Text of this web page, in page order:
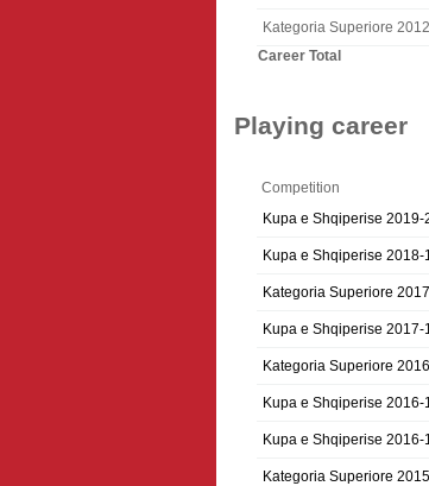
Kategoria Superiore
Career Total
Playing career
Competition
Kupa e Shqiperise 2019-
Kupa e Shqiperise 2018-
Kategoria Superiore
Kupa e Shqiperise 2017-
Kategoria Superiore
Kupa e Shqiperise 2016-
Kupa e Shqiperise 2016-
Kategoria Superiore